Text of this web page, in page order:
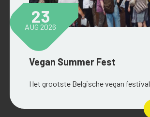
Vegan Summer Fest
23
AUG 2026
Het grootste Belgische vegan festival.